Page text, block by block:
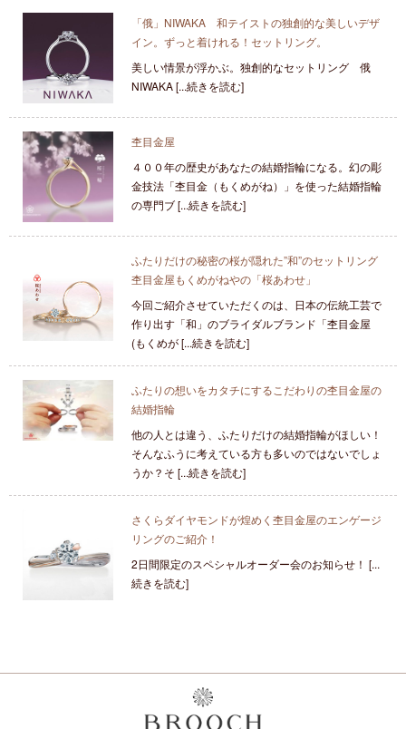
「俄」NIWAKA 和テイストの独創的な美しいデザ
イン。ずっと着けれる！セットリング。
美しい情景が浮かぶ。独創的なセットリング 俄
NIWAKA [...続きを読む]
杢目金屋
４００年の歴史があなたの結婚指輪になる。幻の彫
金技法「杢目金（もくめがね）」を使った結婚指輪
の専門ブ [...続きを読む]
ふたりだけの秘密の桜が隠れた”和”のセットリング
杢目金屋もくめがねやの「桜あわせ」
今回ご紹介させていただくのは、日本の伝統工芸で
作り出す「和」のブライダルブランド「杢目金屋
(もくめが [...続きを読む]
ふたりの想いをカタチにするこだわりの杢目金屋の
結婚指輪
他の人とは違う、ふたりだけの結婚指輪がほしい！
そんなふうに考えている方も多いのではないでしょ
うか？そ [...続きを読む]
さくらダイヤモンドが煌めく杢目金屋のエンゲージ
リングのご紹介！
2日間限定のスペシャルオーダー会のお知らせ！ [...
続きを読む]